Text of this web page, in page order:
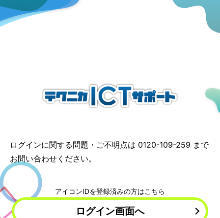
ログインに関する問題・ご不明点は 0120-109-259 まで
お問い合わせください。
アイコンIDを登録済みの方はこちら
ログイン画面へ